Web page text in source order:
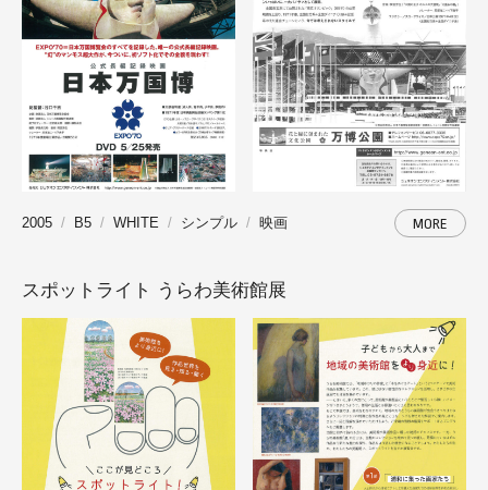
2005 B5 WHITE シンプル 映画 MORE
スポットライト うらわ美術館展